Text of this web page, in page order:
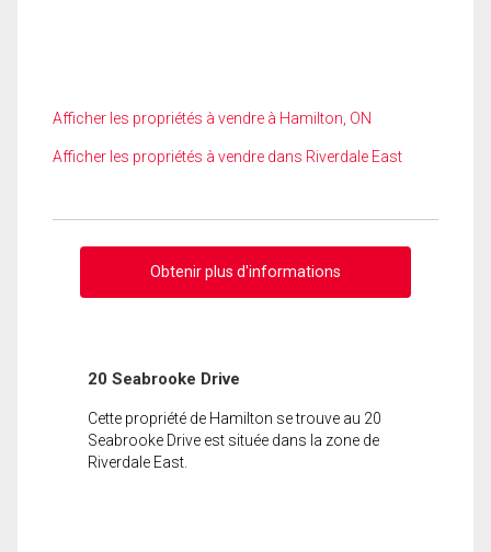
Afficher les propriétés à vendre à Hamilton, ON
Afficher les propriétés à vendre dans Riverdale East
Obtenir plus d'informations
20 Seabrooke Drive
Cette propriété de Hamilton se trouve au 20
Seabrooke Drive est située dans la zone de
Riverdale East.